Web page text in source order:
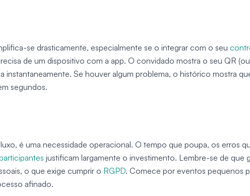
se drasticamente, especialmente se o integrar com o seu
de um dispositivo com a app. O convidado mostra o seu QR
instantaneamente. Se houver algum problema, o histórico mostra
segundos.
é uma necessidade operacional. O tempo que poupa, os erros
justificam largamente o investimento. Lembre-se de que
o que exige cumprir o RGPD. Comece por eventos pequenos
afinado.